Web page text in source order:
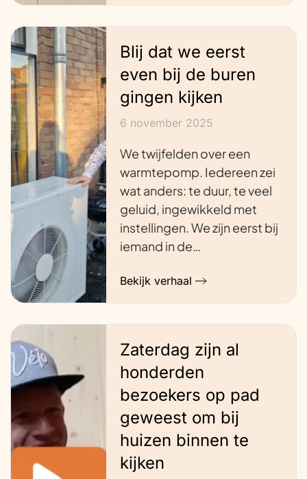
Blij dat we eerst
even bij de buren
gingen kijken
6 november 2025
We twijfelden over een
warmtepomp. Iedereen zei
wat anders: te duur, te veel
geluid, ingewikkeld met
instellingen. We zijn eerst bij
iemand in de…
Bekijk verhaal
Zaterdag zijn al
honderden
bezoekers op pad
geweest om bij
huizen binnen te
kijken